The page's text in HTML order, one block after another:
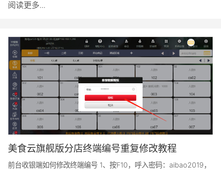
阅读更多...
美食云旗舰版分店终端编号重复修改教程
前台收银端如何修改终端编号 1、按F10，呼入密码：aibao2019，